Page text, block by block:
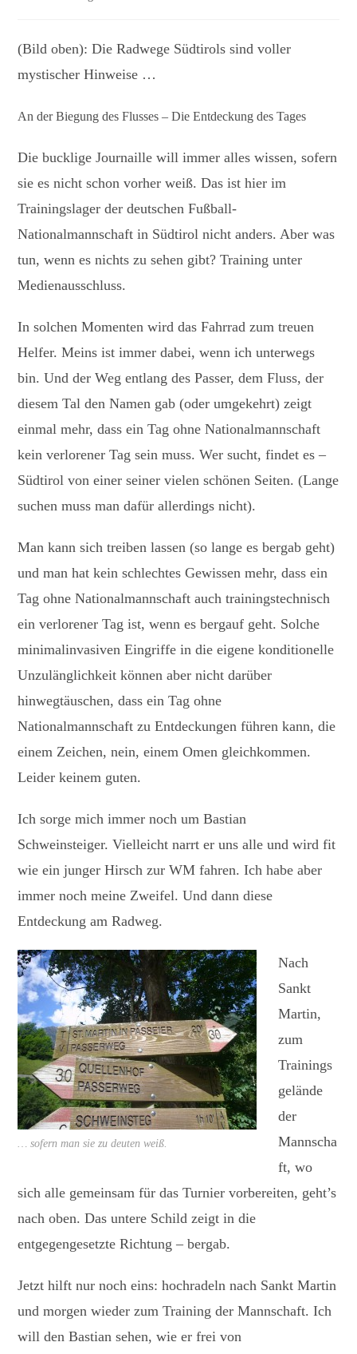
(Bild oben): Die Radwege Südtirols sind voller
mystischer Hinweise …
An der Biegung des Flusses – Die Entdeckung des Tages
Die bucklige Journaille will immer alles wissen, sofern
sie es nicht schon vorher weiß. Das ist hier im
Trainingslager der deutschen Fußball-
Nationalmannschaft in Südtirol nicht anders. Aber was
tun, wenn es nichts zu sehen gibt? Training unter
Medienausschluss.
In solchen Momenten wird das Fahrrad zum treuen
Helfer. Meins ist immer dabei, wenn ich unterwegs
bin. Und der Weg entlang des Passer, dem Fluss, der
diesem Tal den Namen gab (oder umgekehrt) zeigt
einmal mehr, dass ein Tag ohne Nationalmannschaft
kein verlorener Tag sein muss. Wer sucht, findet es –
Südtirol von einer seiner vielen schönen Seiten. (Lange
suchen muss man dafür allerdings nicht).
Man kann sich treiben lassen (so lange es bergab geht)
und man hat kein schlechtes Gewissen mehr, dass ein
Tag ohne Nationalmannschaft auch trainingstechnisch
ein verlorener Tag ist, wenn es bergauf geht. Solche
minimalinvasiven Eingriffe in die eigene konditionelle
Unzulänglichkeit können aber nicht darüber
hinwegtäuschen, dass ein Tag ohne
Nationalmannschaft zu Entdeckungen führen kann, die
einem Zeichen, nein, einem Omen gleichkommen.
Leider keinem guten.
Ich sorge mich immer noch um Bastian
Schweinsteiger. Vielleicht narrt er uns alle und wird fit
wie ein junger Hirsch zur WM fahren. Ich habe aber
immer noch meine Zweifel. Und dann diese
Entdeckung am Radweg.
… sofern man sie zu deuten weiß.
Nach
Sankt
Martin,
zum
Trainings
gelände
der
Mannscha
ft, wo
sich alle gemeinsam für das Turnier vorbereiten, geht’s
nach oben. Das untere Schild zeigt in die
entgegengesetzte Richtung – bergab.
Jetzt hilft nur noch eins: hochradeln nach Sankt Martin
und morgen wieder zum Training der Mannschaft. Ich
will den Bastian sehen, wie er frei von